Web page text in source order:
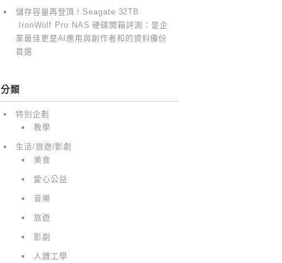
儲存容量再登頂！Seagate 32TB
IronWolf Pro NAS 硬碟開箱評測：是企
業最佳更是AI應用與創作者和的資料備份
首選
分類
特別企劃
教學
生活/旅遊/影劇
美食
愛心公益
音樂
旅遊
影劇
人體工學